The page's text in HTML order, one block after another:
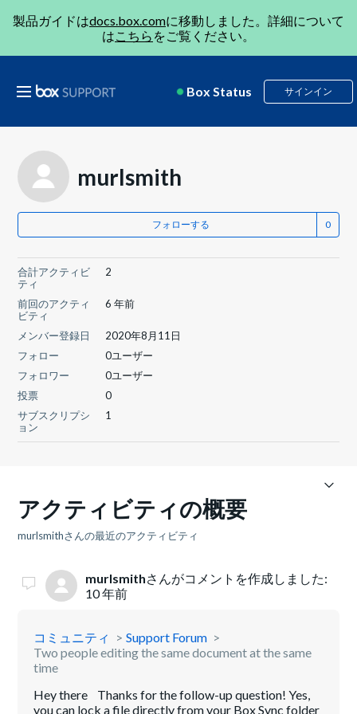
製品ガイドはdocs.box.comに移動しました。詳細について
はこちら をご覧ください。
Box Status サインイン
murlsmith
フォローする
合計アクティビ
ティ
2
前回のアクティ
ビティ
6 年前
メンバー登録日
2020年8月11日
フォロー
0ユーザー
フォロワー
0ユーザー
投票
0
サブスクリプシ
ョン
1
アクティビティの概要
murlsmithさんの最近のアクティビティ
murlsmithさんがコメントを作成しました:
10 年前
コミュニティ
Support Forum
Two people editing the same document at the same
time
Hey there Thanks for the follow-up question! Yes,
you can lock a file directly from your Box Sync folder